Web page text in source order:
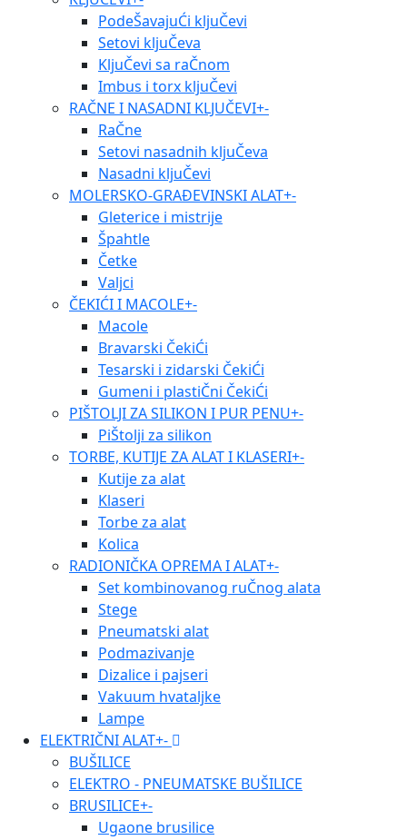
PodeŠavajuĆi kljuČevi
Setovi kljuČeva
KljuČevi sa raČnom
Imbus i torx kljuČevi
RAČNE I NASADNI KLJUČEVI+-
RaČne
Setovi nasadnih kljuČeva
Nasadni kljuČevi
MOLERSKO-GRAĐEVINSKI ALAT+-
Gleterice i mistrije
Špahtle
Četke
Valjci
ČEKIĆI I MACOLE+-
Macole
Bravarski ČekiĆi
Tesarski i zidarski ČekiĆi
Gumeni i plastiČni ČekiĆi
PIŠTOLJI ZA SILIKON I PUR PENU+-
PiŠtolji za silikon
TORBE, KUTIJE ZA ALAT I KLASERI+-
Kutije za alat
Klaseri
Torbe za alat
Kolica
RADIONIČKA OPREMA I ALAT+-
Set kombinovanog ruČnog alata
Stege
Pneumatski alat
Podmazivanje
Dizalice i pajseri
Vakuum hvataljke
Lampe
ELEKTRIČNI ALAT+-
BUŠILICE
ELEKTRO - PNEUMATSKE BUŠILICE
BRUSILICE+-
Ugaone brusilice